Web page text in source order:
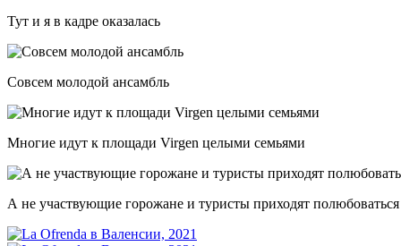
Тут и я в кадре оказалась
Совсем молодой ансамбль
Многие идут к площади Virgen целыми семьями
А не участвующие горожане и туристы приходят полюбоваться